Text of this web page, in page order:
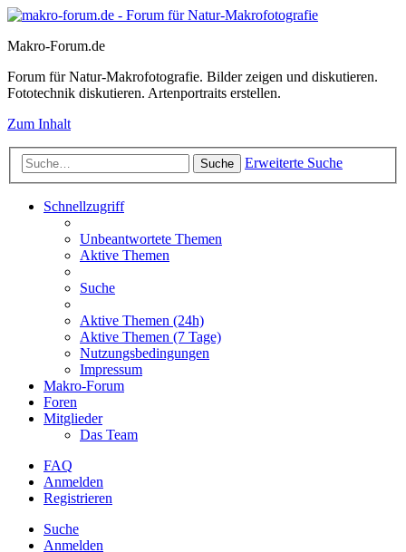
Makro-Forum.de
Forum für Natur-Makrofotografie. Bilder zeigen und diskutieren.
Fototechnik diskutieren. Artenportraits erstellen.
Zum Inhalt
Suche Erweiterte Suche
Schnellzugriff
Unbeantwortete Themen
Aktive Themen
Suche
Aktive Themen (24h)
Aktive Themen (7 Tage)
Nutzungsbedingungen
Impressum
Makro-Forum
Foren
Mitglieder
Das Team
FAQ
Anmelden
Registrieren
Suche
Anmelden